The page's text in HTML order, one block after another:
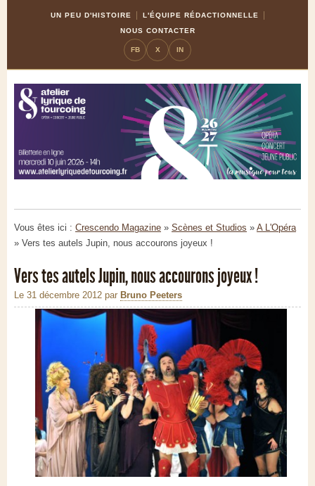
UN PEU D'HISTOIRE
L'ÉQUIPE RÉDACTIONNELLE
NOUS CONTACTER
FB X IN
Vous êtes ici : Crescendo Magazine » Scènes et Studios » A L'Opéra
» Vers tes autels Jupin, nous accourons joyeux !
Vers tes autels Jupin, nous accourons joyeux !
Le 31 décembre 2012 par Bruno Peeters